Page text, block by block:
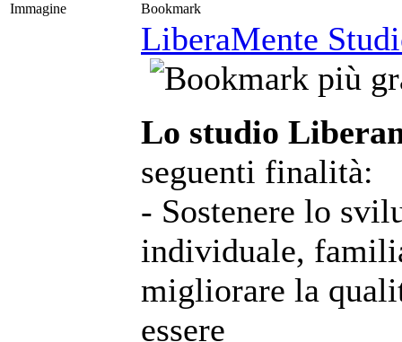
Immagine
Bookmark
LiberaMente
Lo studio
seguenti finalità:
- Sostenere lo
individuale,
migliorare la
essere